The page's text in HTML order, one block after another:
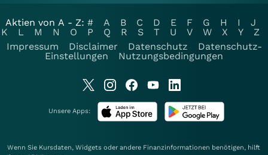
Aktien von A - Z: # A B C D E F G H I
J
K
L M N O P Q R S T U V W X Y
Z
Impressum
Disclaimer Datenschutz
Datenschutz-
Einstellungen
Nutzungsbedingungen
Unsere Apps:
Wenn Sie Kursdaten, Widgets oder andere Finanzinformationen benötigen, hilft